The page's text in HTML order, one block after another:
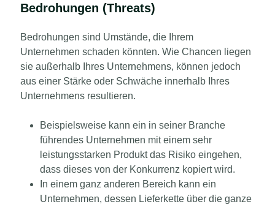
Bedrohungen (Threats)
Bedrohungen sind Umstände, die Ihrem
Unternehmen schaden könnten. Wie Chancen liegen
sie außerhalb Ihres Unternehmens, können jedoch
aus einer Stärke oder Schwäche innerhalb Ihres
Unternehmens resultieren.
Beispielsweise kann ein in seiner Branche
führendes Unternehmen mit einem sehr
leistungsstarken Produkt das Risiko eingehen,
dass dieses von der Konkurrenz kopiert wird.
In einem ganz anderen Bereich kann ein
Unternehmen, dessen Lieferkette über die ganze